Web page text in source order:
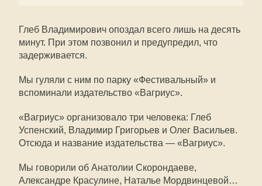
Глеб Владимирович опоздал всего лишь на десять
минут. При этом позвонил и предупредил, что
задерживается.
Мы гуляли с ним по парку «Фестивальный» и
вспоминали издательство «Вагриус».
«Вагриус» организовало три человека: Глеб
Успенский, Владимир Григорьев и Олег Васильев.
Отсюда и название издательства — «Вагриус».
Мы говорили об Анатолии Скорондаеве,
Александре Красулине, Наталье Мордвинцевой…